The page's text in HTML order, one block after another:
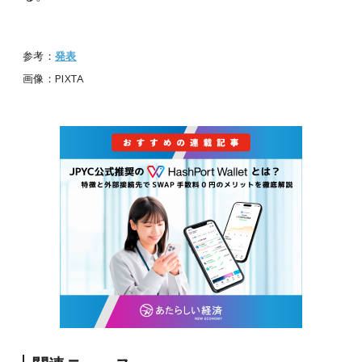
参考： 発表
画像：PIXTA